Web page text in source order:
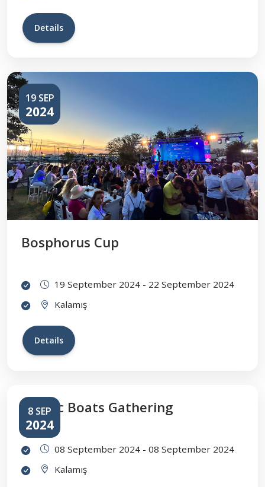
Details
19 SEP
2024
Bosphorus Cup
19 September 2024 - 22 September 2024
Kalamış
Details
8 SEP
2024
Classic Boats Gathering
08 September 2024 - 08 September 2024
Kalamış